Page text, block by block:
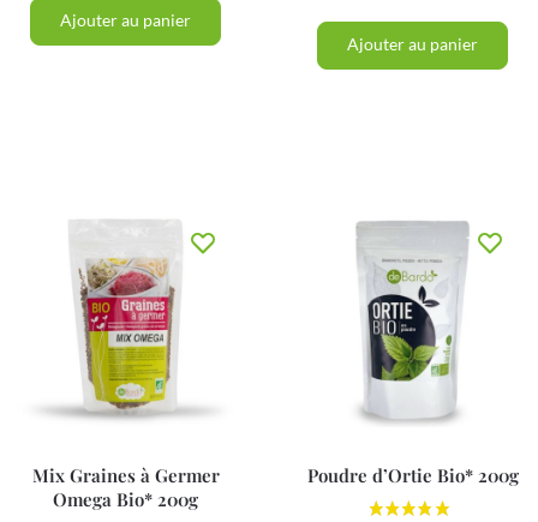
Ajouter au panier
Ajouter au panier
Mix Graines à Germer
Omega Bio* 200g
Poudre d’Ortie Bio* 200g